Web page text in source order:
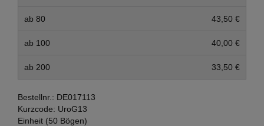
ab 80 43,50 €
ab 100 40,00 €
ab 200 33,50 €
Bestellnr.: DE017113
Kurzcode: UroG13
Einheit (50 Bögen)